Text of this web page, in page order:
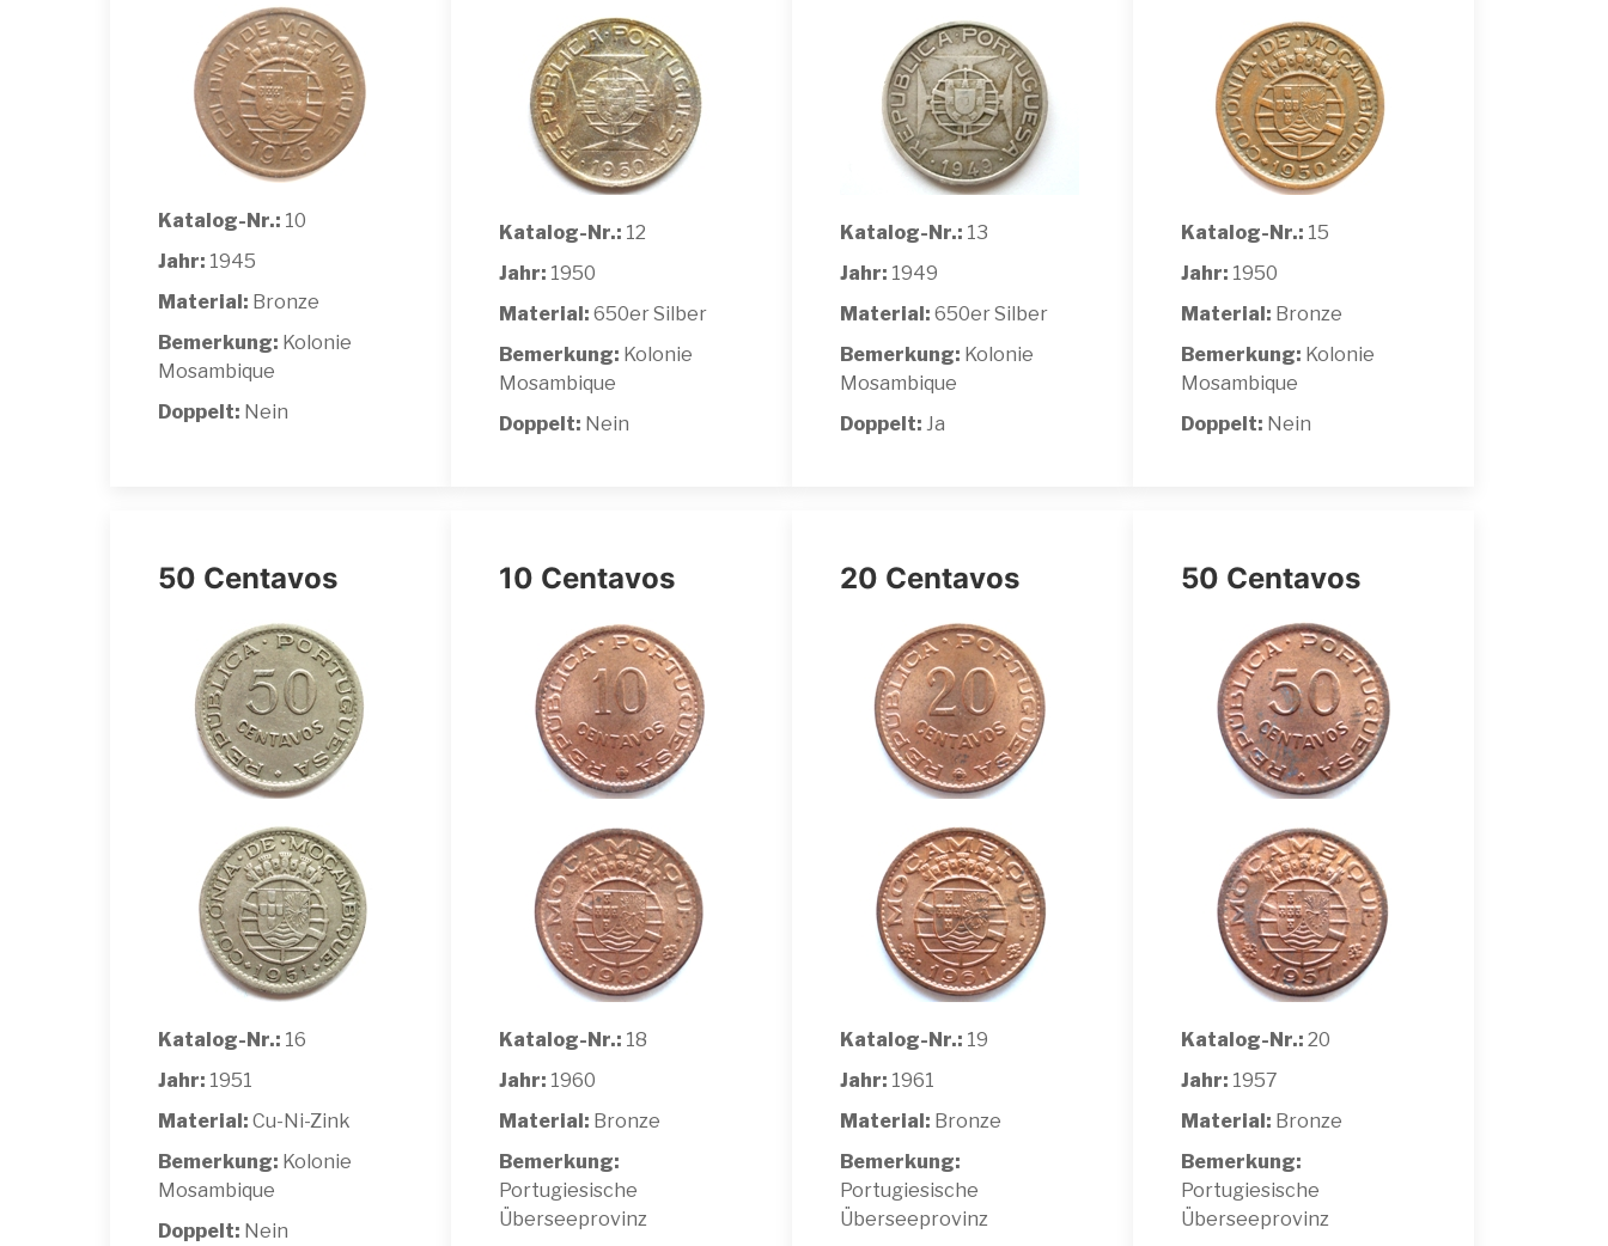
Katalog-Nr.: 10
Jahr: 1945
Material: Bronze
Bemerkung: Kolonie
Mosambique
Doppelt: Nein
Katalog-Nr.: 12
Jahr: 1950
Material: 650er Silber
Bemerkung: Kolonie
Mosambique
Doppelt: Nein
Katalog-Nr.: 13
Jahr: 1949
Material: 650er Silber
Bemerkung: Kolonie
Mosambique
Doppelt: Ja
Katalog-Nr.: 15
Jahr: 1950
Material: Bronze
Bemerkung: Kolonie
Mosambique
Doppelt: Nein
50 Centavos
Katalog-Nr.: 16
Jahr: 1951
Material: Cu-Ni-Zink
Bemerkung: Kolonie
Mosambique
Doppelt: Nein
10 Centavos
Katalog-Nr.: 18
Jahr: 1960
Material: Bronze
Bemerkung:
Portugiesische
Überseeprovinz
20 Centavos
Katalog-Nr.: 19
Jahr: 1961
Material: Bronze
Bemerkung:
Portugiesische
Überseeprovinz
50 Centavos
Katalog-Nr.: 20
Jahr: 1957
Material: Bronze
Bemerkung:
Portugiesische
Überseeprovinz